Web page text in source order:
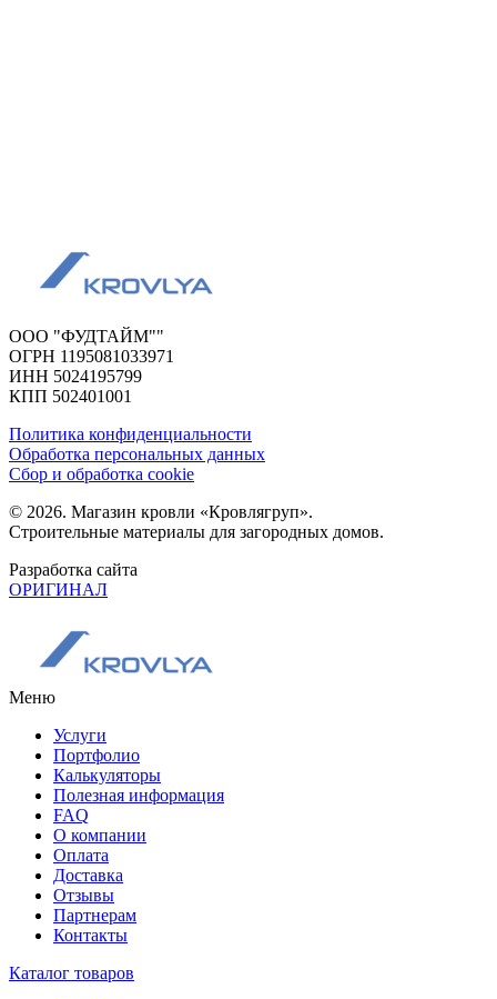
ООО "ФУДТАЙМ""
ОГРН 1195081033971
ИНН 5024195799
КПП 502401001
Политика конфиденциальности
Обработка персональных данных
Сбор и обработка cookie
© 2026. Магазин кровли «Кровлягруп».
Строительные материалы для загородных домов.
Разработка сайта
ОРИГИНАЛ
Меню
Услуги
Портфолио
Калькуляторы
Полезная информация
FAQ
О компании
Оплата
Доставка
Отзывы
Партнерам
Контакты
Каталог товаров